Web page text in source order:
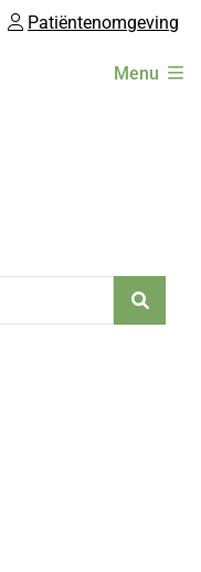
Patiëntenomgeving
Menu